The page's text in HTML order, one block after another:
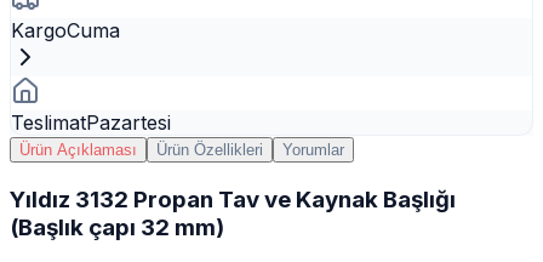
KargoCuma
TeslimatPazartesi
Ürün Açıklaması Ürün Özellikleri Yorumlar
Yıldız 3132 Propan Tav ve Kaynak Başlığı
(Başlık çapı 32 mm)